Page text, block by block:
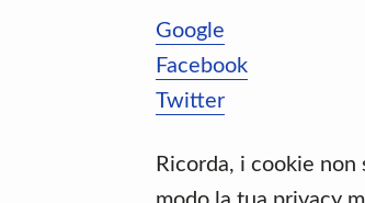
Google
Facebook
Twitter
Ricorda, i cookie